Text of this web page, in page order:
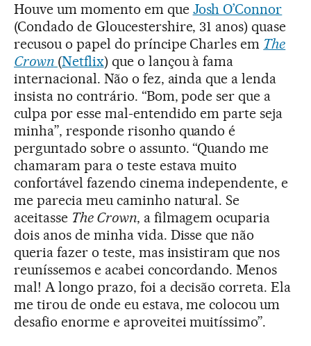
Houve um momento em que Josh O’Connor
(Condado de Gloucestershire, 31 anos) quase
recusou o papel do príncipe Charles em The
Crown (Netflix) que o lançou à fama
internacional. Não o fez, ainda que a lenda
insista no contrário. “Bom, pode ser que a
culpa por esse mal-entendido em parte seja
minha”, responde risonho quando é
perguntado sobre o assunto. “Quando me
chamaram para o teste estava muito
confortável fazendo cinema independente, e
me parecia meu caminho natural. Se
aceitasse The Crown, a filmagem ocuparia
dois anos de minha vida. Disse que não
queria fazer o teste, mas insistiram que nos
reuníssemos e acabei concordando. Menos
mal! A longo prazo, foi a decisão correta. Ela
me tirou de onde eu estava, me colocou um
desafio enorme e aproveitei muitíssimo”.